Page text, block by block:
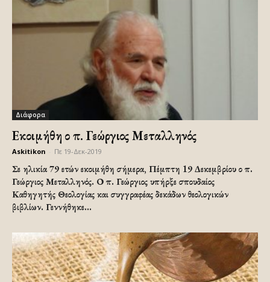
Διάφορα
Εκοιμήθη ο π. Γεώργιος Μεταλληνός
Askitikon Πε 19-Δεκ-2019
Σε ηλικία 79 ετών εκοιμήθη σήμερα, Πέμπτη 19 Δεκεμβρίου ο π.
Γεώργιος Μεταλληνός. Ο π. Γεώργιος υπήρξε σπουδαίος
Καθηγητής Θεολογίας και συγγραφέας δεκάδων θεολογικών
βιβλίων. Γεννήθηκε...